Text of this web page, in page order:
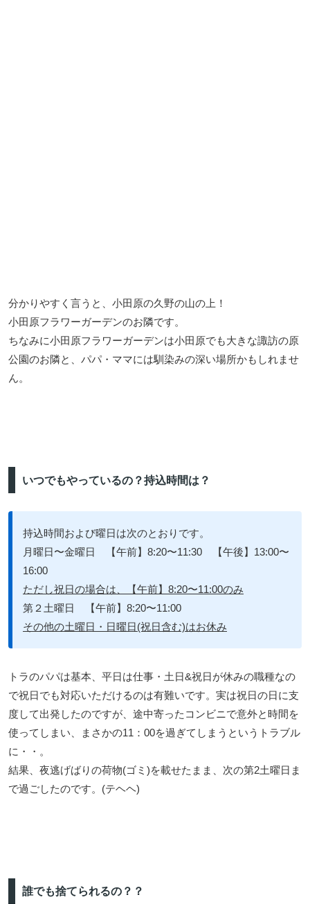
分かりやすく言うと、小田原の久野の山の上！
小田原フラワーガーデンのお隣です。
ちなみに小田原フラワーガーデンは小田原でも大きな諏訪の原
公園のお隣と、パパ・ママには馴染みの深い場所かもしれませ
ん。
いつでもやっているの？持込時間は？
持込時間および曜日は次のとおりです。
月曜日〜金曜日 【午前】8:20〜11:30 【午後】13:00〜
16:00
ただし祝日の場合は、【午前】8:20〜11:00のみ
第２土曜日 【午前】8:20〜11:00
その他の土曜日・日曜日(祝日含む)はお休み
トラのパパは基本、平日は仕事・土日&祝日が休みの職種なの
で祝日でも対応いただけるのは有難いです。実は祝日の日に支
度して出発したのですが、途中寄ったコンビニで意外と時間を
使ってしまい、まさかの11：00を過ぎてしまうというトラブル
に・・。
結果、夜逃げばりの荷物(ゴミ)を載せたまま、次の第2土曜日ま
で過ごしたのです。(テヘヘ)
誰でも捨てられるの？？